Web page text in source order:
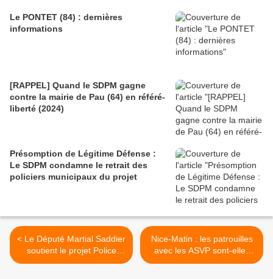
Le PONTET (84) : dernières
informations
[RAPPEL] Quand le SDPM gagne
contre la mairie de Pau (64) en référé-
liberté (2024)
Présomption de Légitime Défense :
Le SDPM condamne le retrait des
policiers municipaux du projet
< Le Député Martial Saddier
soutient le projet Police
Territoriale du SDPM à
Nice-Matin : les patrouilles
avec les ASVP sont-elles
légales ? >